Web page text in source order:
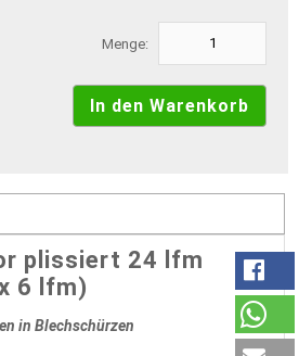
Menge:
plissiert 24 lfm
6 lfm)
in Blechschürzen